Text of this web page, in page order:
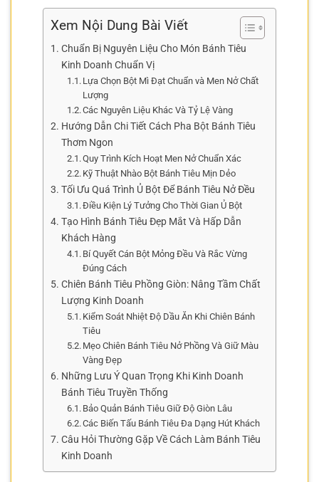
Xem Nội Dung Bài Viết
Chuẩn Bị Nguyên Liệu Cho Món Bánh Tiêu
Kinh Doanh Chuẩn Vị
Lựa Chọn Bột Mì Đạt Chuẩn và Men Nở Chất
Lượng
Các Nguyên Liệu Khác Và Tỷ Lệ Vàng
Hướng Dẫn Chi Tiết Cách Pha Bột Bánh Tiêu
Thơm Ngon
Quy Trình Kích Hoạt Men Nở Chuẩn Xác
Kỹ Thuật Nhào Bột Bánh Tiêu Mịn Dẻo
Tối Ưu Quá Trình Ủ Bột Để Bánh Tiêu Nở Đều
Điều Kiện Lý Tưởng Cho Thời Gian Ủ Bột
Tạo Hình Bánh Tiêu Đẹp Mắt Và Hấp Dẫn
Khách Hàng
Bí Quyết Cán Bột Mỏng Đều Và Rắc Vừng
Đúng Cách
Chiên Bánh Tiêu Phồng Giòn: Nâng Tầm Chất
Lượng Kinh Doanh
Kiểm Soát Nhiệt Độ Dầu Ăn Khi Chiên Bánh
Tiêu
Mẹo Chiên Bánh Tiêu Nở Phồng Và Giữ Màu
Vàng Đẹp
Những Lưu Ý Quan Trọng Khi Kinh Doanh
Bánh Tiêu Truyền Thống
Bảo Quản Bánh Tiêu Giữ Độ Giòn Lâu
Các Biến Tấu Bánh Tiêu Đa Dạng Hút Khách
Câu Hỏi Thường Gặp Về Cách Làm Bánh Tiêu
Kinh Doanh